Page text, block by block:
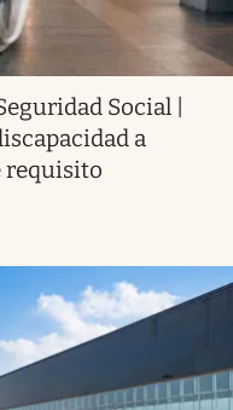
Social |
a
requisito